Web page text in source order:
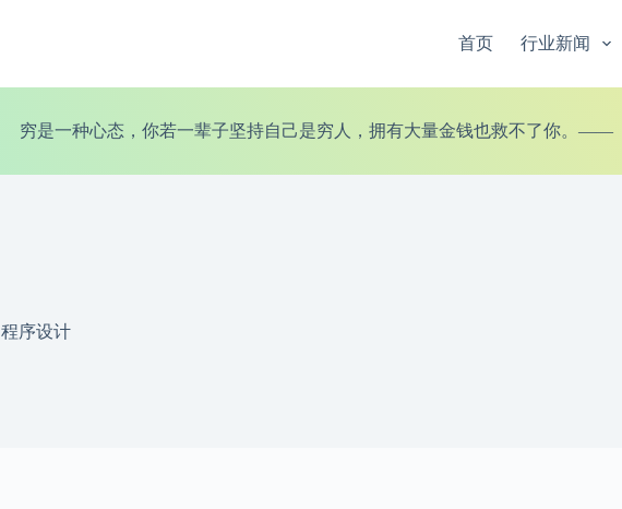
首页 行业新闻
穷是一种心态，你若一辈子坚持自己是穷人，拥有大量金钱也救不了你。——
程序设计